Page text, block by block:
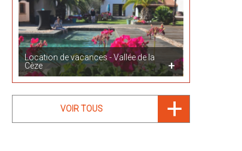
Location de vacances - Vallée de la
Cèze
VOIR TOUS